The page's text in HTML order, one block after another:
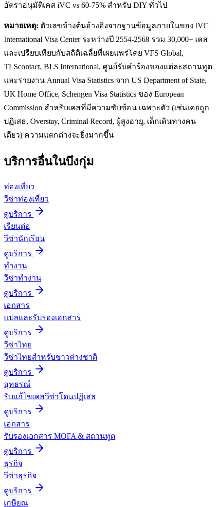
อัตราอนุมัติเคส iVC vs 60-75% สำหรับ DIY ทั่วไป
หมายเหตุ: ตัวเลขข้างต้นอ้างอิงจากฐานข้อมูลภายในของ iVC
International Visa Center ระหว่างปี 2554-2568 รวม 30,000+ เคส
และเปรียบเทียบกับสถิติเฉลี่ยที่เผยแพร่โดย VFS Global,
TLScontact, BLS International, ศูนย์รับคำร้องของแต่ละสถานทูต
และรายงาน Annual Visa Statistics จาก US Department of State,
UK Home Office, Schengen Visa Statistics ของ European
Commission สำหรับเคสที่มีความซับซ้อน เฉพาะตัว (เช่นเคยถูก
ปฏิเสธ, Overstay, Criminal Record, ผู้สูงอายุ, เด็กเดินทางคน
เดียว) ความแตกต่างจะยิ่งมากขึ้น
บริการอื่นในบึงกุ่ม
ท่องเที่ยว
วีซ่าท่องเที่ยว
ดูบริการ
เรียนต่อ
วีซ่านักเรียน
ดูบริการ
ทำงาน
วีซ่าทำงาน
ดูบริการ
เอกสาร
แปลและรับรองเอกสาร
ดูบริการ
วีซ่าไทย
วีซ่าไทยสำหรับชาวต่างชาติ
ดูบริการ
อุทธรณ์
รับแก้ไขเคสวีซ่าโดนปฏิเสธ
ดูบริการ
เอกสาร
รับรองเอกสาร MOFA & สถานทูต
ดูบริการ
ธุรกิจ
วีซ่าธุรกิจ
ดูบริการ
เกษียณ